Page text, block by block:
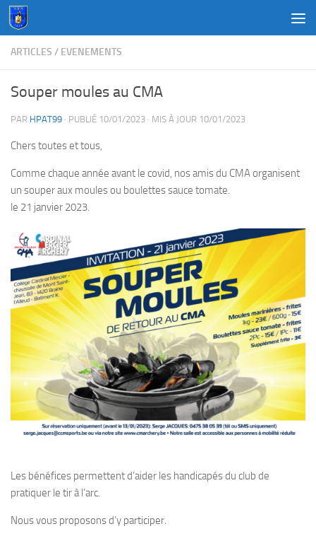
Au dessous du contenu
ARTICLES / EVENEMENTS
Souper moules au CMA
PAR HPAT99 · PUBLIÉ 10/01/2023 · MIS À JOUR 10/01/2023
Chers toutes et tous,
Comme chaque année avant le covid, nos amis du CMA organisent
un souper aux moules ou boulettes sauce tomate.
le 21 janvier 2023.
Les bénéfices permettent d’aider les handicapés du club de
pratiquer le tir à l’arc.
Nous vous proposons d’y participer.